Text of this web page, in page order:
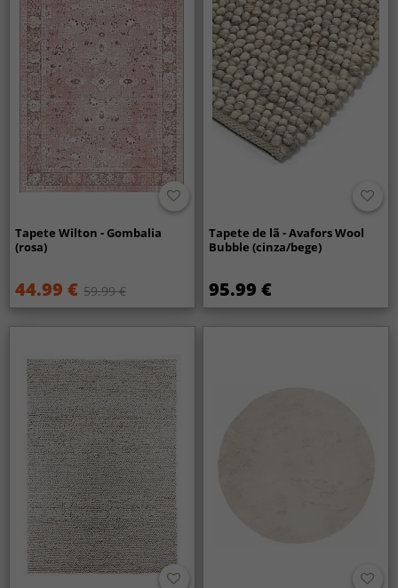
Tapete Wilton - Gombalia
(rosa)
44.99 € 59.99 €
Tapete de lã - Avafors Wool
Bubble (cinza/bege)
95.99 €